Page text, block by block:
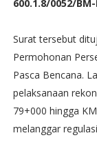
600.1.8/0052/
​Surat tersebut
Permohonan
Pasca Bencana.
pelaksanaan
79+000 hingga
melanggar